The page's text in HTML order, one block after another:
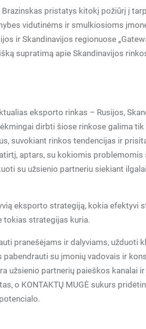
pristatys kitokį požiūrį į
vidutinėms ir smulkiosioms
ir Skandinavijos regionuose
supratimą apie Skandinavijos
eksporto rinkas – Rusijos,
dirbti šiose rinkose galima tik
suvokiant rinkos tendencijas ir
aptars, su kokiomis problemomis
su užsienio partneriu siekiant
eksporto strategiją, kokia efektyvi
tokias strategijas kuria.
pranešėjams ir dalyviams, užduoti
su įmonių vadovais ir
užsienio partnerių paieškos kanalai
o KONTAKTŲ MUGĖ sukurs